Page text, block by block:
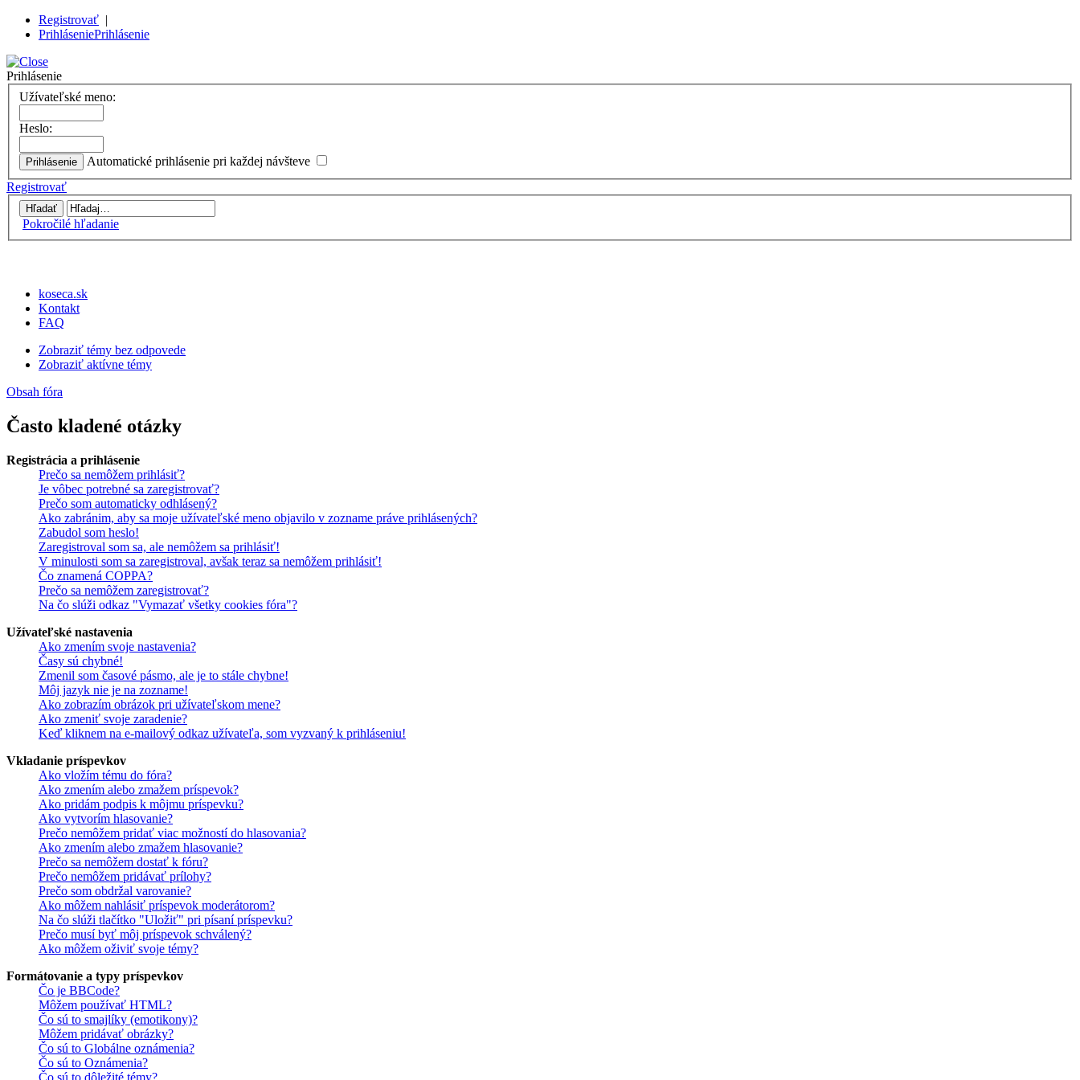
Registrovať |
PrihláseniePrihlásenie
Prihlásenie
Užívateľské meno:
Heslo:
Automatické prihlásenie pri každej návšteve
Registrovať
Pokročilé hľadanie
koseca.sk
Kontakt
FAQ
Zobraziť témy bez odpovede
Zobraziť aktívne témy
Obsah fóra
Často kladené otázky
Registrácia a prihlásenie
Prečo sa nemôžem prihlásiť?
Je vôbec potrebné sa zaregistrovať?
Prečo som automaticky odhlásený?
Ako zabránim, aby sa moje užívateľské meno objavilo v zozname práve prihlásených?
Zabudol som heslo!
Zaregistroval som sa, ale nemôžem sa prihlásiť!
V minulosti som sa zaregistroval, avšak teraz sa nemôžem prihlásiť!
Čo znamená COPPA?
Prečo sa nemôžem zaregistrovať?
Na čo slúži odkaz "Vymazať všetky cookies fóra"?
Užívateľské nastavenia
Ako zmením svoje nastavenia?
Časy sú chybné!
Zmenil som časové pásmo, ale je to stále chybne!
Môj jazyk nie je na zozname!
Ako zobrazím obrázok pri užívateľskom mene?
Ako zmeniť svoje zaradenie?
Keď kliknem na e-mailový odkaz užívateľa, som vyzvaný k prihláseniu!
Vkladanie príspevkov
Ako vložím tému do fóra?
Ako zmením alebo zmažem príspevok?
Ako pridám podpis k môjmu príspevku?
Ako vytvorím hlasovanie?
Prečo nemôžem pridať viac možností do hlasovania?
Ako zmením alebo zmažem hlasovanie?
Prečo sa nemôžem dostať k fóru?
Prečo nemôžem pridávať prílohy?
Prečo som obdržal varovanie?
Ako môžem nahlásiť príspevok moderátorom?
Na čo slúži tlačítko "Uložiť" pri písaní príspevku?
Prečo musí byť môj príspevok schválený?
Ako môžem oživiť svoje témy?
Formátovanie a typy príspevkov
Čo je BBCode?
Môžem používať HTML?
Čo sú to smajlíky (emotikony)?
Môžem pridávať obrázky?
Čo sú to Globálne oznámenia?
Čo sú to Oznámenia?
Čo sú to dôležité témy?